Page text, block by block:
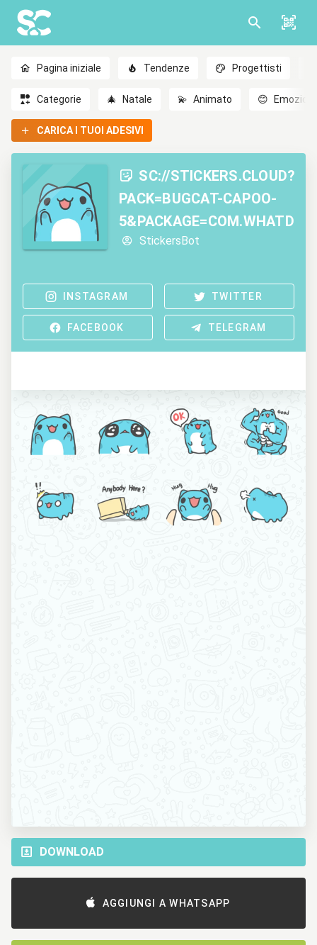
Pagina iniziale Tendenze Progettisti
Categorie 🎄 Natale 💫 Animato 😊 Emozioni
CARICA I TUOI ADESIVI
SC://STICKERS.CLOUD?
PACK=BUGCAT-CAPOO-
StickersBot
INSTAGRAM TWITTER
FACEBOOK TELEGRAM
DOWNLOAD
AGGIUNGI A WHATSAPP